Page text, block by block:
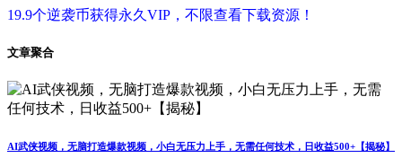
19.9个逆袭币获得永久VIP，不限查看下载资源！
文章聚合
AI武侠视频，无脑打造爆款视频，小白无压力上手，无需任何技术，日收益500+【揭秘】